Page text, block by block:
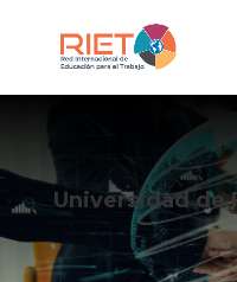
Universidad de